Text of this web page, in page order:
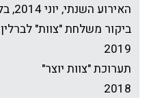
האירוע השנתי, יוני 2014, בלטרון
ביקור משלחת "צוות" לברלין 2013
2019
תערוכת "צוות יוצר"
2018